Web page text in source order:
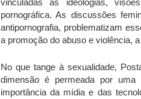
vinculadas às ideologias,
pornográfica. As discussões
antipornografia, problematizam
a promoção do abuso e violência,
No que tange à sexualidade,
dimensão é permeada por uma
importância da mídia e das